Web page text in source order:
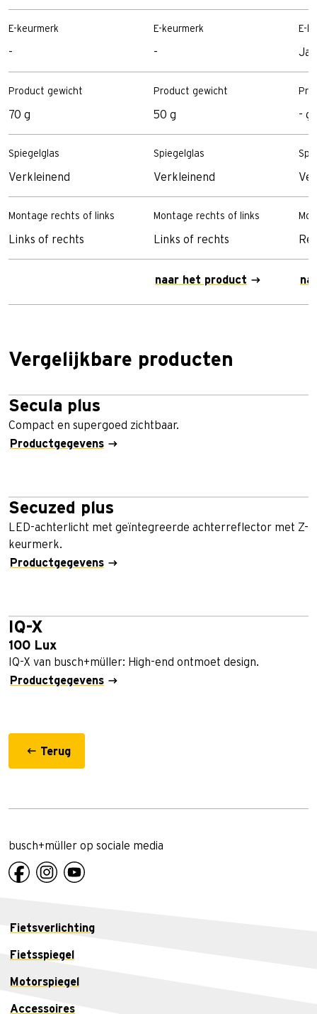
E-keurmerk
-
Product gewicht
70 g
Spiegelglas
Verkleinend
Montage rechts of links
Links of rechts
E-keurmerk
-
Product gewicht
50 g
Spiegelglas
Verkleinend
Montage rechts of links
Links of rechts
naar het product
E-
Ja
- g
Vergelijkbare producten
Secula plus
Compact en supergoed zichtbaar.
Productgegevens
Secuzed plus
LED-achterlicht met geïntegreerde achterreflector met Z-
keurmerk.
Productgegevens
IQ-X
100 Lux
IQ-X van busch+müller: High-end ontmoet design.
Productgegevens
Terug
busch+müller op sociale media
Fietsverlichting
Fietsspiegel
Motorspiegel
Accessoires